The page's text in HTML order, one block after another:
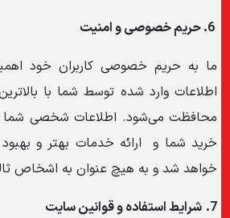
حریم خصوصی و امنیت
ما به حریم خصوصی کاربران خود
اطلاعات وارد شده توسط شما با بالاترین
محافظت می‌شود. اطلاعات شخصی شما
خرید شما و ارائه خدمات بهتر و بهبود
خواهد شد و به هیچ عنوان به اشخاص
شرایط استفاده و قوانین سایت